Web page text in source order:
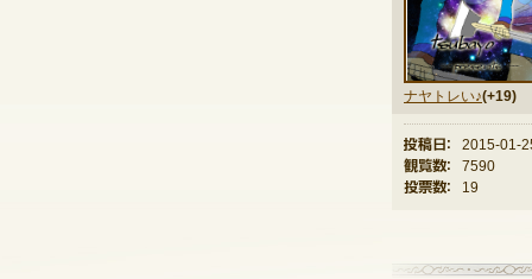
ナヤトレい♪(+19)
投稿日：
2015-01-
観覧数：
7590
投票数：
19